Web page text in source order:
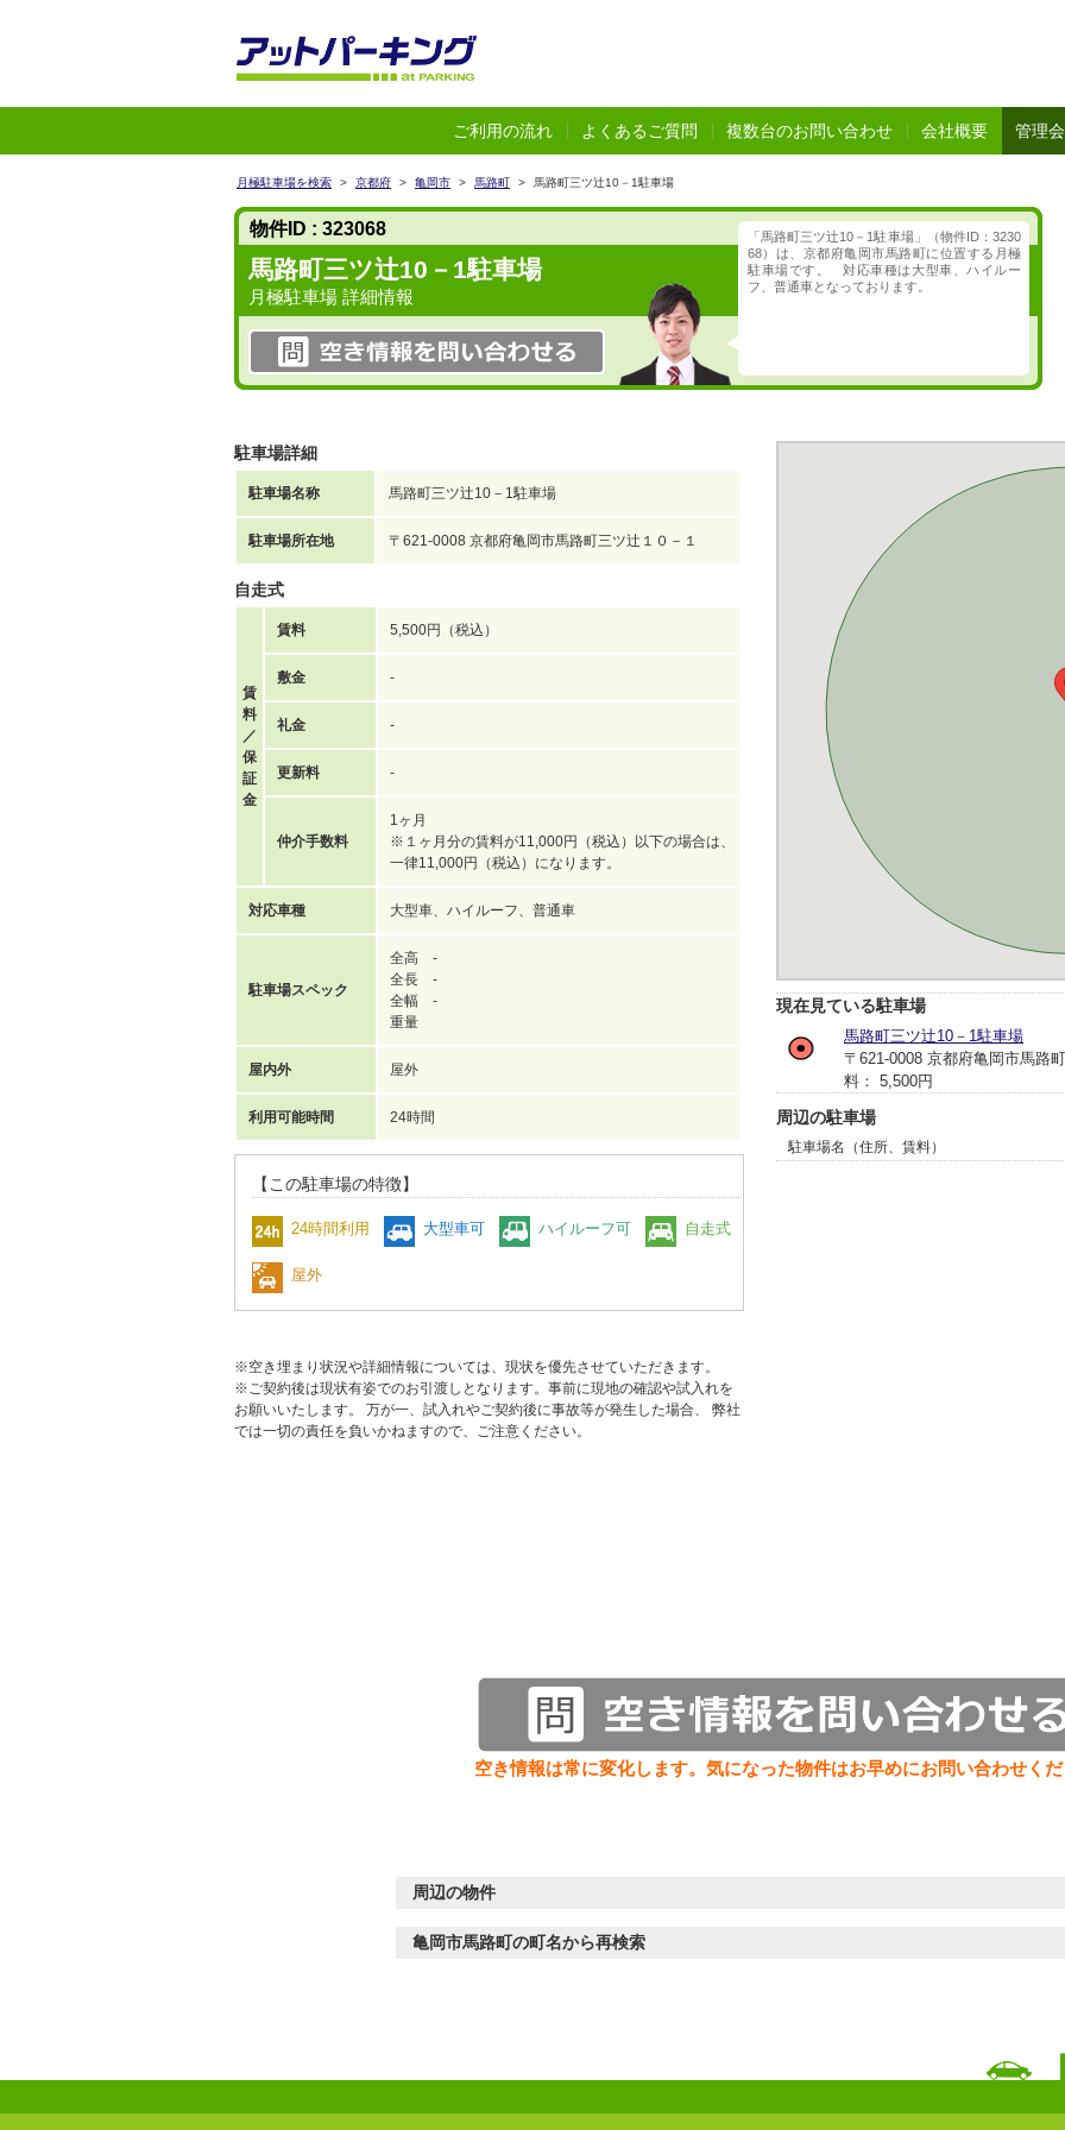
ご利用の流れ よくあるご質問 複数台のお問い合わせ 会社概要 管理
月極駐車場を検索 > 京都府 > 亀岡市 > 馬路町 > 馬路町三ツ辻10－1駐車場
物件ID : 323068
馬路町三ツ辻10－1駐車場
月極駐車場 詳細情報
「馬路町三ツ辻10－1駐車場」（物件ID：3230
68）は、京都府亀岡市馬路町に位置する月極
駐車場です。 対応車種は大型車、ハイルー
フ、普通車となっております。
駐車場詳細
駐車場名称 馬路町三ツ辻10－1駐車場
駐車場所在地 〒621-0008 京都府亀岡市馬路町三ツ辻１０－１
自走式
賃
料
／
保
証
金
賃料 5,500円（税込）
敷金 -
礼金 -
更新料 -
仲介手数料
1ヶ月
※１ヶ月分の賃料が11,000円（税込）以下の場合は、
一律11,000円（税込）になります。
対応車種 大型車、ハイルーフ、普通車
駐車場スペック
全高 -
全長 -
全幅 -
重量
屋内外 屋外
利用可能時間 24時間
【この駐車場の特徴】
24時間利用 大型車可 ハイルーフ可 自走式
屋外
※空き埋まり状況や詳細情報については、現状を優先させていただきます。
※ご契約後は現状有姿でのお引渡しとなります。事前に現地の確認や試入れを
お願いいたします。 万が一、試入れやご契約後に事故等が発生した場合、 弊社
では一切の責任を負いかねますので、ご注意ください。
現在見ている駐車場
馬路町三ツ辻10－1駐車場
〒621-0008 京都府亀岡市馬路
料： 5,500円
周辺の駐車場
駐車場名（住所、賃料）
空き情報は常に変化します。気になった物件はお早めにお問い合わせく
周辺の物件
亀岡市馬路町の町名から再検索